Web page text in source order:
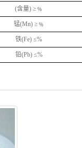
(含量) ≥﹪
锰(Mn) ≥﹪
铁(Fe) ≤%
铅(Pb) ≤%